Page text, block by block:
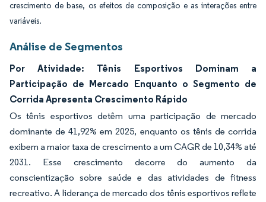
crescimento de base, os efeitos de composição e as interações entre
variáveis.
Análise de Segmentos
Por Atividade: Tênis Esportivos Dominam a
Participação de Mercado Enquanto o Segmento de
Corrida Apresenta Crescimento Rápido
Os tênis esportivos detêm uma participação de mercado
dominante de 41,92% em 2025, enquanto os tênis de corrida
exibem a maior taxa de crescimento a um CAGR de 10,34% até
2031. Esse crescimento decorre do aumento da
conscientização sobre saúde e das atividades de fitness
recreativo. A liderança de mercado dos tênis esportivos reflete